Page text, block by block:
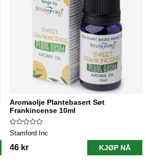
Aromaolje Plantebasert Søt
Frankincense 10ml
Stamford Inc
46 kr KJØP NÅ